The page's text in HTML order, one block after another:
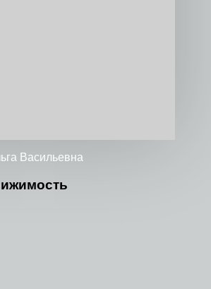
Васильевна